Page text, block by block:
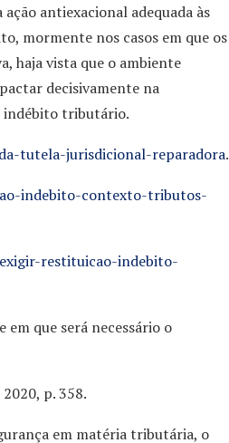
antiexacional adequada às
mormente nos casos em que os
haja vista que o ambiente
decisivamente na
indébito tributário.
tutela-jurisdicional-reparadora.
indebito-contexto-tributos-
restituicao-indebito-
em que será necessário o
p. 358.
em matéria tributária, o